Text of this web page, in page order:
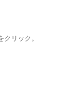
リック。